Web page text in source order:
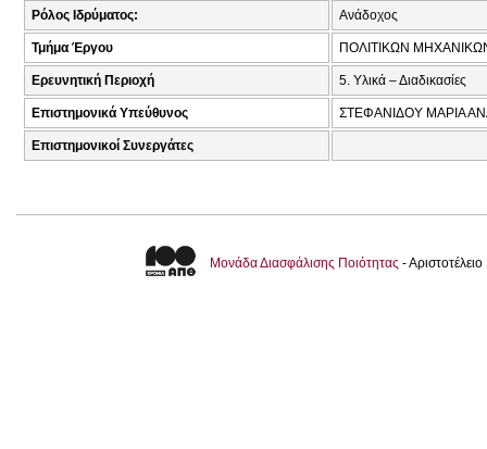
Ρόλος Ιδρύματος: Ανάδοχος
Τμήμα Έργου ΠΟΛΙΤΙΚΩΝ
Ερευνητική Περιοχή 5. Υλικά – Διαδικασίες
Επιστημονικά Υπεύθυνος ΣΤΕΦΑΝΙΔΟΥ ΜΑΡΙΑ
Επιστημονικοί Συνεργάτες
Μονάδα Διασφάλισης Ποιότητας -